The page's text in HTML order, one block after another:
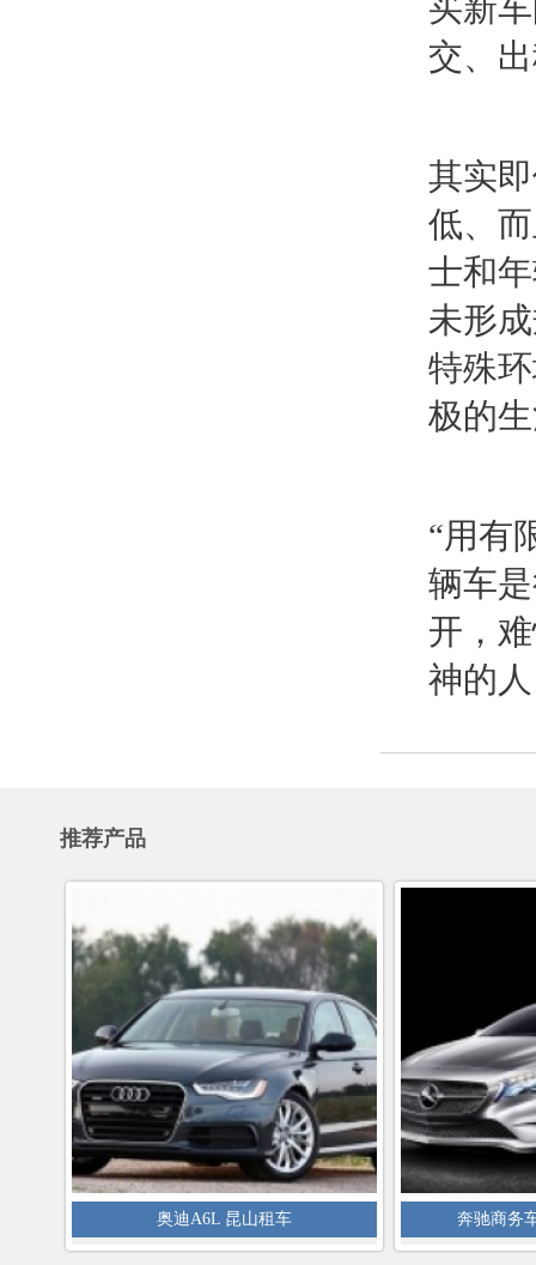
买新
交、
其实
低、
士和
未形
特殊
极的
“用有
辆车
开，
神的
推荐产品
奥迪A6L 昆山租车 奔驰商务